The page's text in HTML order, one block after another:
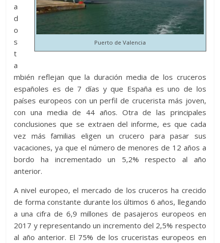
Puerto de Valencia
a
d
o
s
t
a
mbién reflejan que la duración media de los cruceros
españoles es de 7 días y que España es uno de los
países europeos con un perfil de crucerista más joven,
con una media de 44 años. Otra de las principales
conclusiones que se extraen del informe, es que cada
vez más familias eligen un crucero para pasar sus
vacaciones, ya que el número de menores de 12 años a
bordo ha incrementado un 5,2% respecto al año
anterior.
A nivel europeo, el mercado de los cruceros ha crecido
de forma constante durante los últimos 6 años, llegando
a una cifra de 6,9 millones de pasajeros europeos en
2017 y representando un incremento del 2,5% respecto
al año anterior. El 75% de los cruceristas europeos en